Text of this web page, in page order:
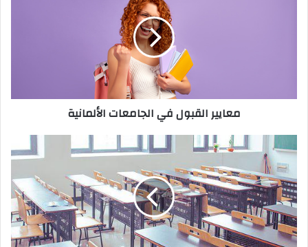
معايير القبول في الجامعات الألمانية
التعليم
العالي
الألماني